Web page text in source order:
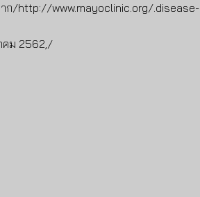
ก/http://www.mayoclinic.org/.disease-
คม 2562,/